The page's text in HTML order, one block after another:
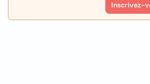
Inscrivez-